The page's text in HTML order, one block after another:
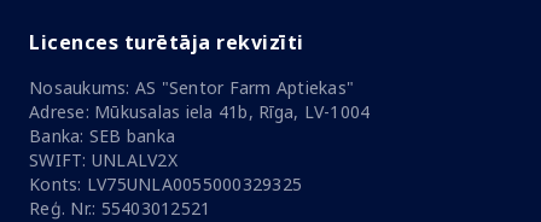
Licences turētāja rekvizīti
Nosaukums: AS "Sentor Farm Aptiekas"
Adrese: Mūkusalas iela 41b, Rīga, LV-1004
Banka: SEB banka
SWIFT: UNLALV2X
Konts: LV75UNLA0055000329325
Reģ. Nr.: 55403012521